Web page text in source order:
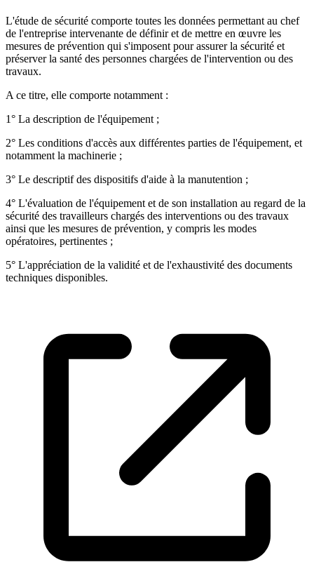
L'étude de sécurité comporte toutes les données permettant au chef
de l'entreprise intervenante de définir et de mettre en œuvre les
mesures de prévention qui s'imposent pour assurer la sécurité et
préserver la santé des personnes chargées de l'intervention ou des
travaux.
A ce titre, elle comporte notamment :
1° La description de l'équipement ;
2° Les conditions d'accès aux différentes parties de l'équipement, et
notamment la machinerie ;
3° Le descriptif des dispositifs d'aide à la manutention ;
4° L'évaluation de l'équipement et de son installation au regard de la
sécurité des travailleurs chargés des interventions ou des travaux
ainsi que les mesures de prévention, y compris les modes
opératoires, pertinentes ;
5° L'appréciation de la validité et de l'exhaustivité des documents
techniques disponibles.